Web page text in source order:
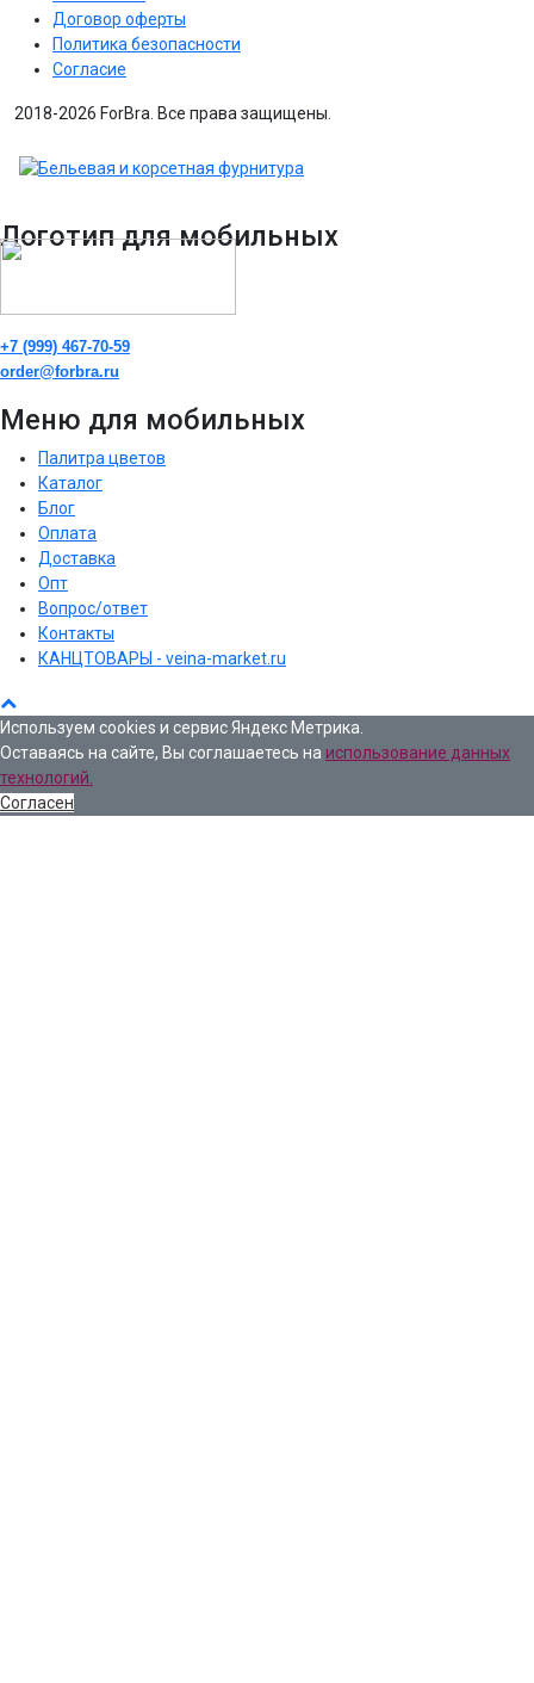
Договор оферты
Политика безопасности
Согласие
2018-2026 ForBra. Все права защищены.
Логотип для мобильных
+7 (999) 467-70-59
order@forbra.ru
Меню для мобильных
Палитра цветов
Каталог
Блог
Оплата
Доставка
Опт
Вопрос/ответ
Контакты
КАНЦТОВАРЫ - veina-market.ru
Используем cookies и сервис Яндекс Метрика.
Оставаясь на сайте, Вы соглашаетесь на использование данных
технологий.
Согласен